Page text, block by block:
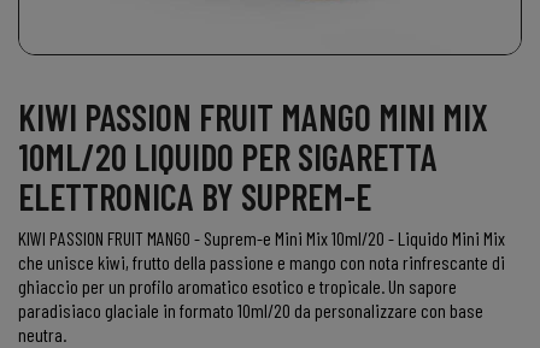
KIWI PASSION FRUIT MANGO MINI MIX
10ML/20 LIQUIDO PER SIGARETTA
ELETTRONICA BY SUPREM-E
KIWI PASSION FRUIT MANGO - Suprem-e Mini Mix 10ml/20 - Liquido Mini Mix
che unisce kiwi, frutto della passione e mango con nota rinfrescante di
ghiaccio per un profilo aromatico esotico e tropicale. Un sapore
paradisiaco glaciale in formato 10ml/20 da personalizzare con base
neutra.